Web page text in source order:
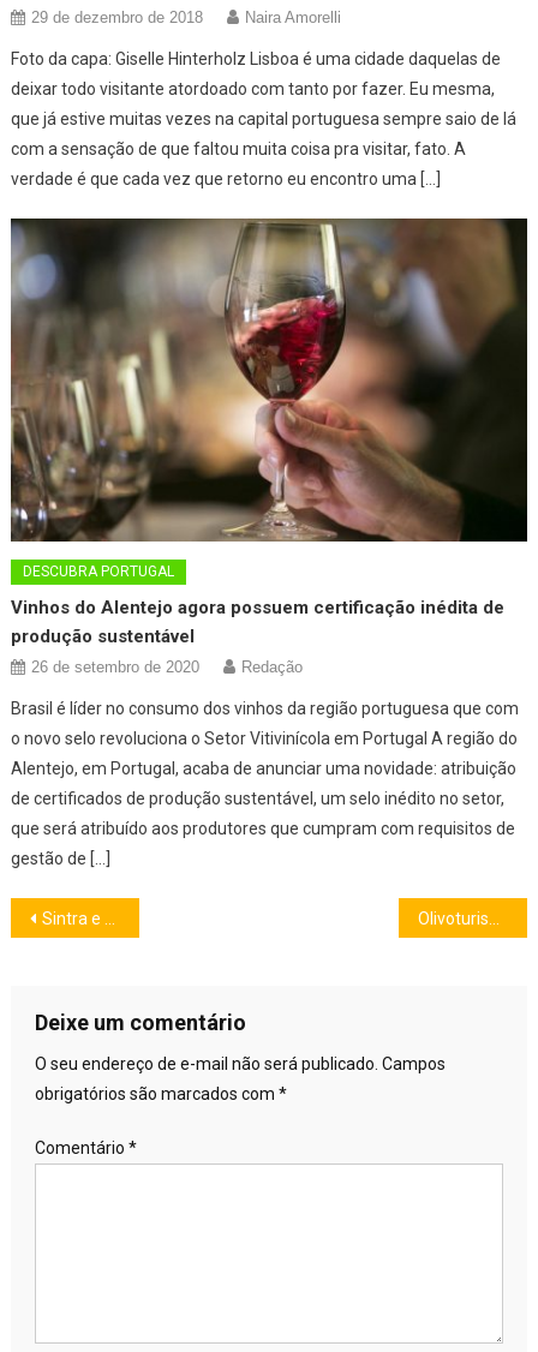
29 de dezembro de 2018 Naira Amorelli
Foto da capa: Giselle Hinterholz Lisboa é uma cidade daquelas de
deixar todo visitante atordoado com tanto por fazer. Eu mesma,
que já estive muitas vezes na capital portuguesa sempre saio de lá
com a sensação de que faltou muita coisa pra visitar, fato. A
verdade é que cada vez que retorno eu encontro uma […]
DESCUBRA PORTUGAL
Vinhos do Alentejo agora possuem certificação inédita de
produção sustentável
26 de setembro de 2020 Redação
Brasil é líder no consumo dos vinhos da região portuguesa que com
o novo selo revoluciona o Setor Vitivinícola em Portugal A região do
Alentejo, em Portugal, acaba de anunciar uma novidade: atribuição
de certificados de produção sustentável, um selo inédito no setor,
que será atribuído aos produtores que cumpram com requisitos de
gestão de […]
Navegação
Post
Sintra e seus mistérios: entre reis, neblinas e segredos eternos
Deixe um comentário
O seu endereço de e-mail não será publicado. Campos
obrigatórios são marcados com *
Comentário *